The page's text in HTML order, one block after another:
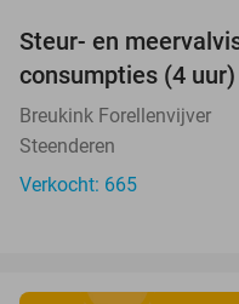
Steur- en
consumpties (4 uur)
Breukink Forellenvijver
Steenderen
Verkocht: 665